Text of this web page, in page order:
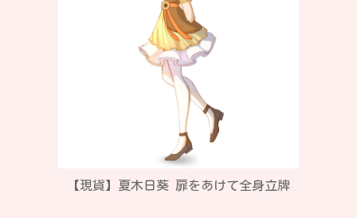
【現貨】夏木日葵 扉をあけて全身立牌